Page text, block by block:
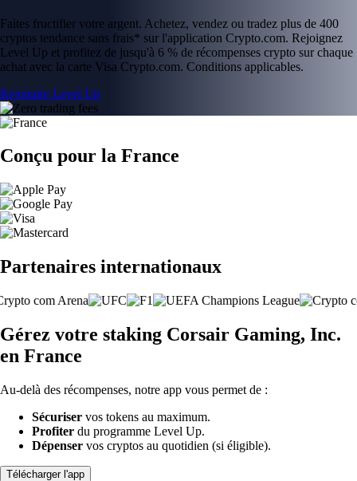
Faites fructifier votre argent. Achetez, vendez ou tradez plus de 400
cryptos tendance sans frais* sur l'application Crypto.com. Rejoignez
Level Up et profitez de jusqu'à 6 % de récompenses crypto sur chaque
achat avec la carte Visa Crypto.com. Conditions applicables.
Rejoindre Level Up
Conçu pour la France
Partenaires internationaux
Gérez votre staking Corsair Gaming, Inc.
en France
Au-delà des récompenses, notre app vous permet de :
Sécuriser vos tokens au maximum.
Profiter du programme Level Up.
Dépenser vos cryptos au quotidien (si éligible).
Télécharger l'app